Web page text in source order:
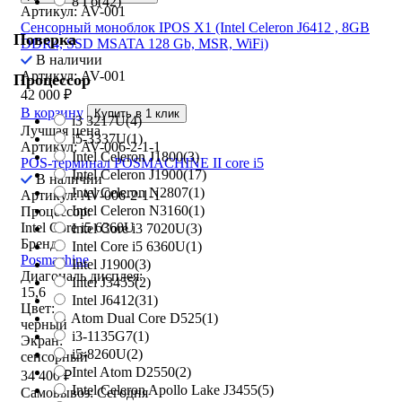
Поверка
Процессор
i3 3217U(4)
i5-3337U(1)
Intel Celeron J1800(3)
Intel Celeron J1900(17)
Intel Celeron N2807(1)
Intel Celeron N3160(1)
Intel Core i3 7020U(3)
Intel Core i5 6360U(1)
Intel J1900(3)
Intel J3455(2)
Intel J6412(31)
Atom Dual Core D525(1)
i3-1135G7(1)
i5-8260U(2)
Intel Atom D2550(2)
Intel Celeron Apollo Lake J3455(5)
Артикул: AV-001
Сенсорный моноблок IPOS X1 (Intel Celeron J6412 , 8GB
DDR4, SSD MSATA 128 Gb, MSR, WiFi)
В наличии
Артикул: AV-001
42 000 ₽
В корзину
Купить в 1 клик
Лучшая цена
Артикул: AV-006-2-1-1
POS-терминал POSMACHINE II core i5
В наличии
Артикул: AV-006-2-1-1
Процессор:
Intel Core i5 6360U
Бренд:
Posmachine
Диагональ дисплея:
15,6
Цвет:
черный
Экран:
сенсорный
34 400₽
Самовывоз:Сегодня